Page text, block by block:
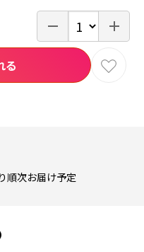
順次お届け予定
る